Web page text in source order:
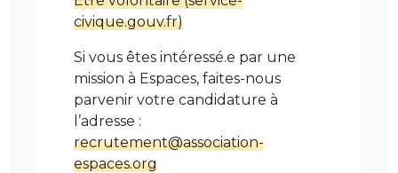
civique.gouv.fr)
Si vous êtes intéressé.e par une
mission à Espaces, faites-nous
parvenir votre candidature à
l’adresse :
recrutement@association-
espaces.org